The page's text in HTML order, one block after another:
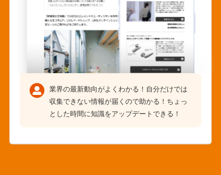
業界の最新動向がよくわかる！自分だけでは
収集できない情報が届くので助かる！ちょっ
とした時間に知識をアップデートできる！